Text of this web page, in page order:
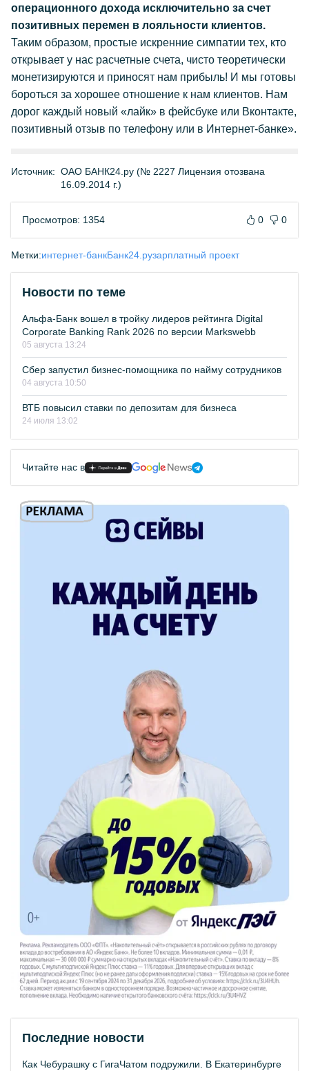
операционного дохода исключительно за счет
позитивных перемен в лояльности клиентов.
Таким образом, простые искренние симпатии тех, кто
открывает у нас расчетные счета, чисто теоретически
монетизируются и приносят нам прибыль! И мы готовы
бороться за хорошее отношение к нам клиентов. Нам
дорог каждый новый «лайк» в фейсбуке или Вконтакте,
позитивный отзыв по телефону или в Интернет-банке».
Источник: ОАО БАНК24.ру (№ 2227 Лицензия отозвана
16.09.2014 г.)
Просмотров: 1354 0 0
Метки:интернет-банкБанк24.рузарплатный проект
Новости по теме
Альфа-Банк вошел в тройку лидеров рейтинга Digital
Corporate Banking Rank 2026 по версии Markswebb
05 августа 13:24
Сбер запустил бизнес-помощника по найму сотрудников
04 августа 10:50
ВТБ повысил ставки по депозитам для бизнеса
24 июля 13:02
Читайте нас в
Последние новости
Как Чебурашку с ГигаЧатом подружили. В Екатеринбурге